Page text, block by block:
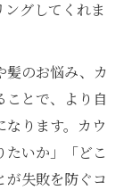
グしてくれま
髪のお悩み、カ
ことで、より自
ります。カウ
たいか」「どこ
失敗を防ぐコ